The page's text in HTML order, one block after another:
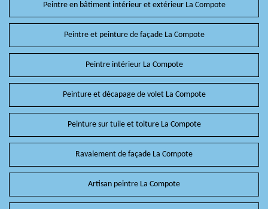
Peintre en bâtiment intérieur et extérieur La Compote
Peintre et peinture de façade La Compote
Peintre intérieur La Compote
Peinture et décapage de volet La Compote
Peinture sur tuile et toiture La Compote
Ravalement de façade La Compote
Artisan peintre La Compote